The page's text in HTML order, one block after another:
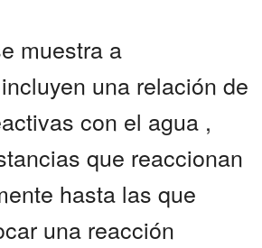
muestra a
una relación de
con el agua ,
que reaccionan
hasta las que
una reacción